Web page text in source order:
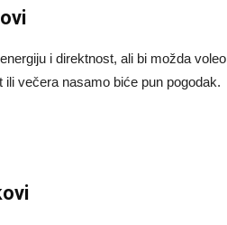
i direktnost, ali bi možda
ili večera nasamo biće pun pogodak.